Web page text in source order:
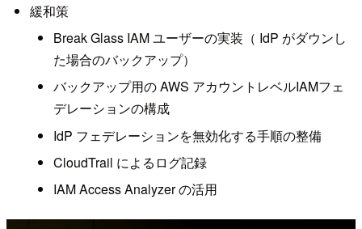
緩和策
Break Glass IAM ユーザーの実装（ IdP がダウンし
た場合のバックアップ）
バックアップ用の AWS アカウントレベルIAMフェ
デレーションの構成
IdP フェデレーションを無効化する手順の整備
CloudTrail によるログ記録
IAM Access Analyzer の活用